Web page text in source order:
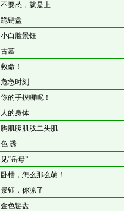
不要怂，就是上
跪键盘
小白脸景钰
古墓
救命！
危急时刻
你的手摸哪呢！
人的身体
胸肌腹肌肱二头肌
色.诱
见“岳母”
卧槽，怎么那么萌！
景钰，你凉了
金色键盘